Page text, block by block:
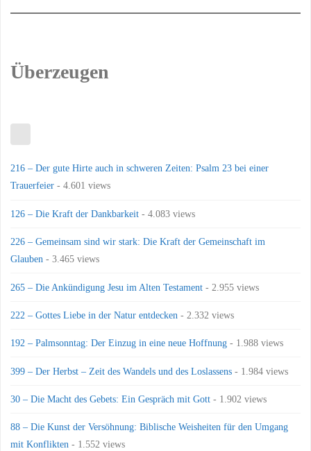
Überzeugen
216 – Der gute Hirte auch in schweren Zeiten: Psalm 23 bei einer
Trauerfeier - 4.601 views
126 – Die Kraft der Dankbarkeit - 4.083 views
226 – Gemeinsam sind wir stark: Die Kraft der Gemeinschaft im
Glauben - 3.465 views
265 – Die Ankündigung Jesu im Alten Testament - 2.955 views
222 – Gottes Liebe in der Natur entdecken - 2.332 views
192 – Palmsonntag: Der Einzug in eine neue Hoffnung - 1.988 views
399 – Der Herbst – Zeit des Wandels und des Loslassens - 1.984 views
30 – Die Macht des Gebets: Ein Gespräch mit Gott - 1.902 views
88 – Die Kunst der Versöhnung: Biblische Weisheiten für den Umgang
mit Konflikten - 1.552 views